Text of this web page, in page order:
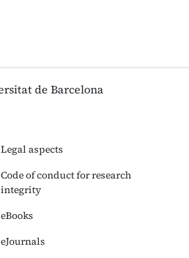
Legal aspects
Code of conduct for research
integrity
eBooks
eJournals